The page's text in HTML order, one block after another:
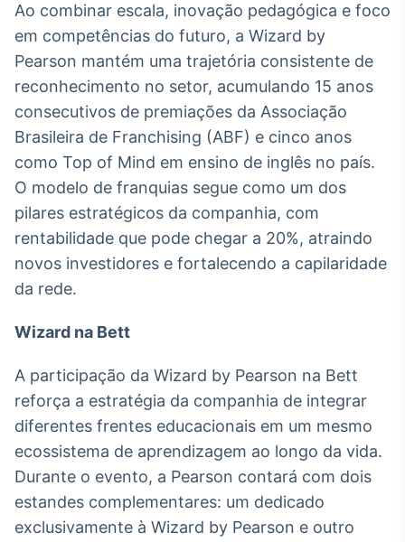
Ao combinar escala, inovação pedagógica e foco
em competências do futuro, a Wizard by
Pearson mantém uma trajetória consistente de
reconhecimento no setor, acumulando 15 anos
consecutivos de premiações da Associação
Brasileira de Franchising (ABF) e cinco anos
como Top of Mind em ensino de inglês no país.
O modelo de franquias segue como um dos
pilares estratégicos da companhia, com
rentabilidade que pode chegar a 20%, atraindo
novos investidores e fortalecendo a capilaridade
da rede.
Wizard na Bett
A participação da Wizard by Pearson na Bett
reforça a estratégia da companhia de integrar
diferentes frentes educacionais em um mesmo
ecossistema de aprendizagem ao longo da vida.
Durante o evento, a Pearson contará com dois
estandes complementares: um dedicado
exclusivamente à Wizard by Pearson e outro